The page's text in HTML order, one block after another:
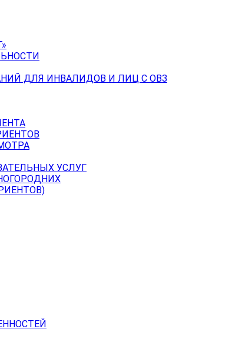
ДЛЯ ИНВАЛИДОВ И ЛИЦ С ОВЗ
УСЛУГ